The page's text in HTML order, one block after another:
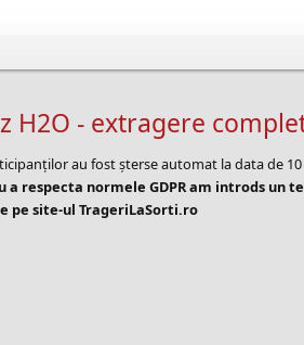
H2O - extragere
au fost șterse automat la data de
respecta normele GDPR am introds
pe site-ul TrageriLaSorti.ro